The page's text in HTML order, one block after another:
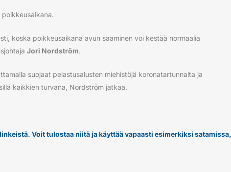
koska poikkeusaikana avun saaminen voi kestää normaalia
Jori Nordström.
suojaat pelastusalusten miehistöjä koronatartunnalta ja
kaikkien turvana, Nordström jatkaa.
Voit tulostaa niitä ja käyttää vapaasti esimerkiksi satamissa,